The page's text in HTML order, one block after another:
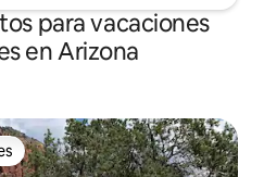
para vacaciones
en Arizona
más destacados